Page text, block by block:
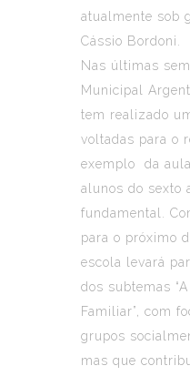
atualmente sob
Cássio Bordoni.
Nas últimas
Municipal
tem realizado
voltadas para o
exemplo da
alunos do sexto
fundamental.
para o próximo
escola levará
dos subtemas
Familiar”, com
grupos
mas que